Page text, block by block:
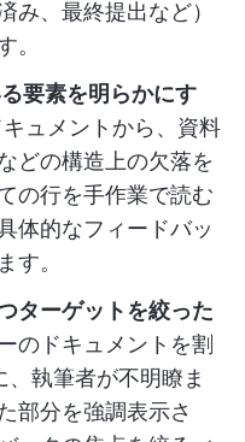
み、最終提出など）
。
要素を明らかにす
ュメントから、資料
どの構造上の欠落を
の行を手作業で読む
体的なフィードバッ
す。
ターゲットを絞った
のドキュメントを割
執筆者が不明瞭ま
部分を強調表示さ